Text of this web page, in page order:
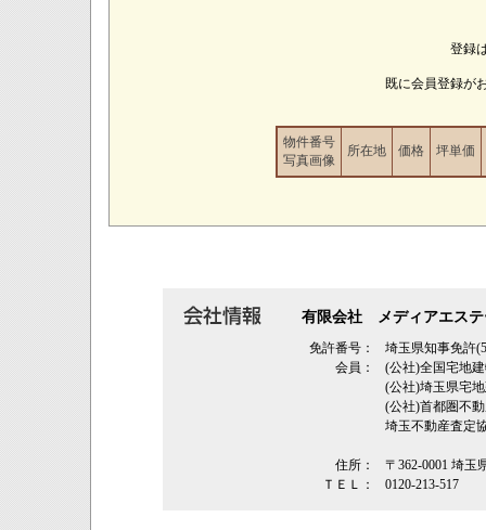
登録
既に会員登録が
物件番号
写真画像
所在地 価格 坪単価
有限会社 メディアエステ
免許番号：
埼玉県知事免許
会員：
(公社)全国宅地
(公社)埼玉県宅
(公社)首都圏不
埼玉不動産査定
住所：
〒362‐0001 埼玉
ＴＥＬ：
0120-213-517